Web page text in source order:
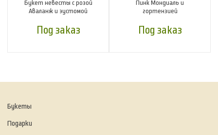
Букет невесты с розой
Аваланж и эустомой
Под заказ
Пинк Мондиаль и
гортензией
Под заказ
Букеты
Подарки